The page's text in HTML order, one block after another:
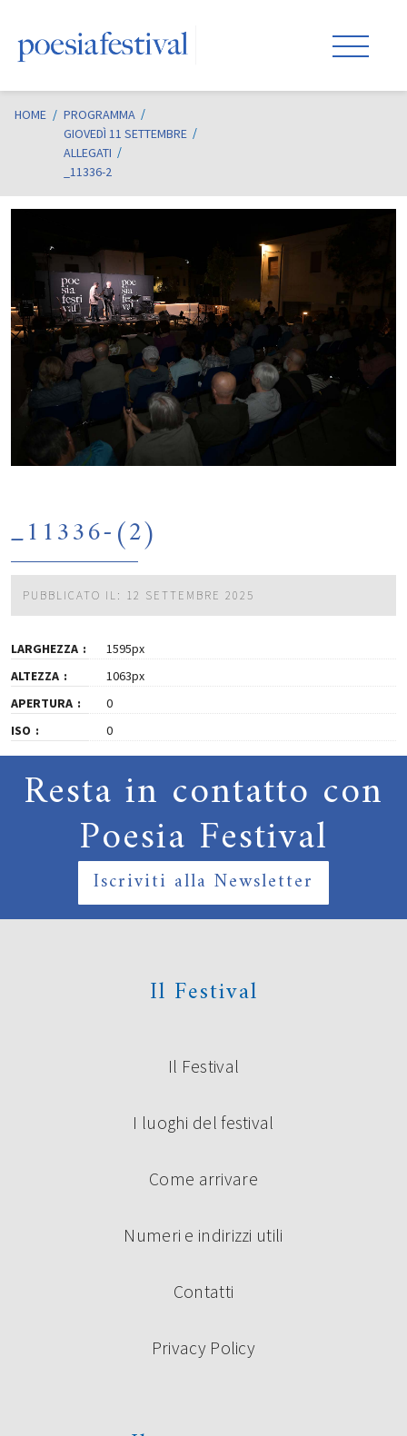
HOME / PROGRAMMA
GIOVEDÌ 11 SETTEMBRE
ALLEGATI
_11336-2
_11336-(2)
PUBBLICATO IL: 12 SETTEMBRE 2025
LARGHEZZA
1595px
ALTEZZA
1063px
APERTURA
0
ISO
0
Resta in contatto con
Poesia Festival
Iscriviti alla Newsletter
Il Festival
Il Festival
I luoghi del festival
Come arrivare
Numeri e indirizzi utili
Contatti
Privacy Policy